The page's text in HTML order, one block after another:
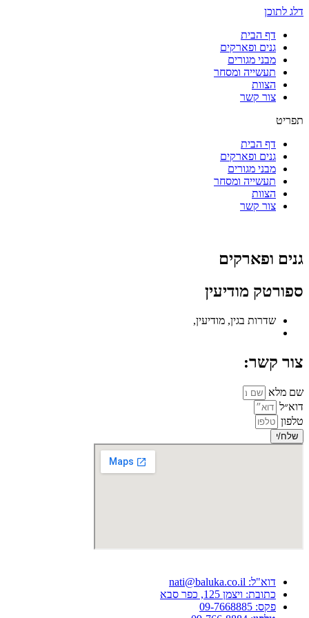
דלג לתוכן
דף הבית
גנים ופארקים
מבני מגורים
תעשייה ומסחר
הצוות
צור קשר
תפריט
דף הבית
גנים ופארקים
מבני מגורים
תעשייה ומסחר
הצוות
צור קשר
גנים ופארקים
ספורטק מודיעין
שדרות בגין, מודיעין,
צור קשר:
שם מלא
דוא״ל
טלפון
שלח/י
דוא"ל: nati@baluka.co.il
כתובת: ויצמן 125, כפר סבא
פקס: 09-7668885